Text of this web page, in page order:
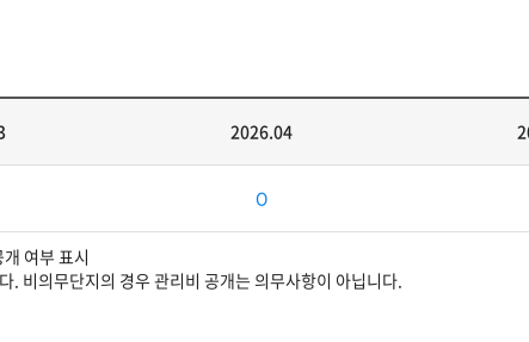
2026.04
여부 표시
. 비의무단지의 경우 관리비 공개는 의무사항이 아닙니다.